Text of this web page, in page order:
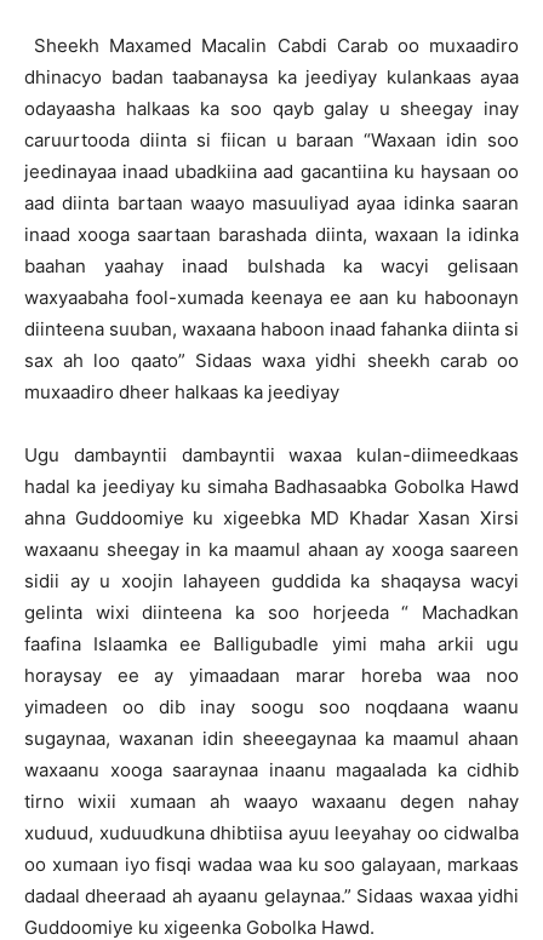
Sheekh Maxamed Macalin Cabdi Carab oo muxaadiro
dhinacyo badan taabanaysa ka jeediyay kulankaas ayaa
odayaasha halkaas ka soo qayb galay u sheegay inay
caruurtooda diinta si fiican u baraan “Waxaan idin soo
jeedinayaa inaad ubadkiina aad gacantiina ku haysaan oo
aad diinta bartaan waayo masuuliyad ayaa idinka saaran
inaad xooga saartaan barashada diinta, waxaan la idinka
baahan yaahay inaad bulshada ka wacyi gelisaan
waxyaabaha fool-xumada keenaya ee aan ku haboonayn
diinteena suuban, waxaana haboon inaad fahanka diinta si
sax ah loo qaato” Sidaas waxa yidhi sheekh carab oo
muxaadiro dheer halkaas ka jeediyay
Ugu dambayntii dambayntii waxaa kulan-diimeedkaas
hadal ka jeediyay ku simaha Badhasaabka Gobolka Hawd
ahna Guddoomiye ku xigeebka MD Khadar Xasan Xirsi
waxaanu sheegay in ka maamul ahaan ay xooga saareen
sidii ay u xoojin lahayeen guddida ka shaqaysa wacyi
gelinta wixi diinteena ka soo horjeeda “ Machadkan
faafina Islaamka ee Balligubadle yimi maha arkii ugu
horaysay ee ay yimaadaan marar horeba waa noo
yimadeen oo dib inay soogu soo noqdaana waanu
sugaynaa, waxanan idin sheeegaynaa ka maamul ahaan
waxaanu xooga saaraynaa inaanu magaalada ka cidhib
tirno wixii xumaan ah waayo waxaanu degen nahay
xuduud, xuduudkuna dhibtiisa ayuu leeyahay oo cidwalba
oo xumaan iyo fisqi wadaa waa ku soo galayaan, markaas
dadaal dheeraad ah ayaanu gelaynaa.” Sidaas waxaa yidhi
Guddoomiye ku xigeenka Gobolka Hawd.